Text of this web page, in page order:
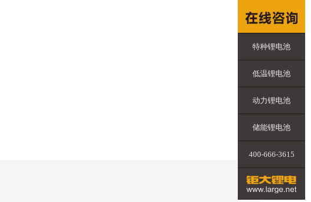
特种锂电池
低温锂电池
动力锂电池
储能锂电池
400-666-3615